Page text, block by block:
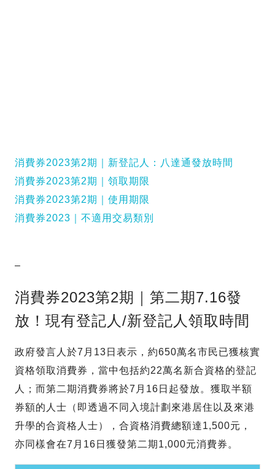
消費券2023第2期｜新登記人：八達通發放時間
消費券2023第2期｜領取期限
消費券2023第2期｜使用期限
消費券2023｜不適用交易類別
–
消費券2023第2期｜第二期7.16發
放！現有登記人/新登記人領取時間
政府發言人於7月13日表示，約650萬名市民已獲核實
資格領取消費券，當中包括約22萬名新合資格的登記
人；而第二期消費券將於7月16日起發放。獲取半額
券額的人士（即透過不同入境計劃來港居住以及來港
升學的合資格人士），合資格消費總額達1,500元，
亦同樣會在7月16日獲發第二期1,000元消費券。